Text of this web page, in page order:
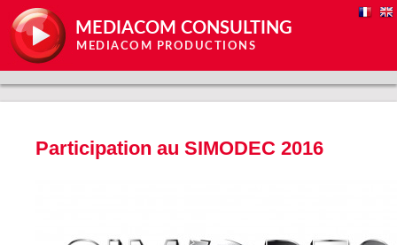
MEDIACOM CONSULTING
MEDIACOM PRODUCTIONS
Participation au SIMODEC 2016